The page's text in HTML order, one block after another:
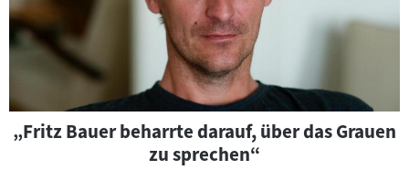
„Fritz Bauer beharrte darauf, über das Grauen
zu sprechen“